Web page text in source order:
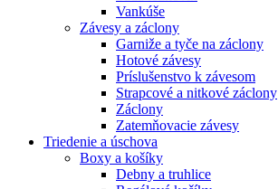
Vankúše
Závesy a záclony
Garniže a tyče na záclony
Hotové závesy
Príslušenstvo k závesom
Strapcové a nitkové záclony
Záclony
Zatemňovacie závesy
Triedenie a úschova
Boxy a košíky
Debny a truhlice